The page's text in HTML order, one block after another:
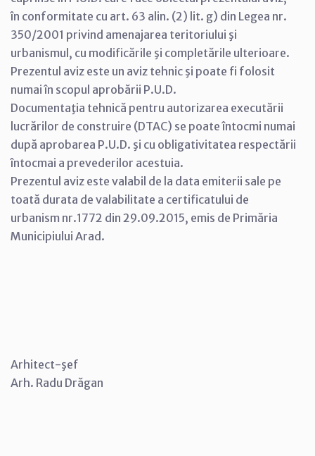
în conformitate cu art. 63 alin. (2) lit. g) din Legea nr.
350/2001 privind amenajarea teritoriului şi
urbanismul, cu modificările şi completările ulterioare.
Prezentul aviz este un aviz tehnic şi poate fi folosit
numai în scopul aprobării P.U.D.
Documentaţia tehnică pentru autorizarea executării
lucrărilor de construire (DTAC) se poate întocmi numai
după aprobarea P.U.D. şi cu obligativitatea respectării
întocmai a prevederilor acestuia.
Prezentul aviz este valabil de la data emiterii sale pe
toată durata de valabilitate a certificatului de
urbanism nr.1772 din 29.09.2015, emis de Primăria
Municipiului Arad.
Arhitect-şef
Arh. Radu Drăgan